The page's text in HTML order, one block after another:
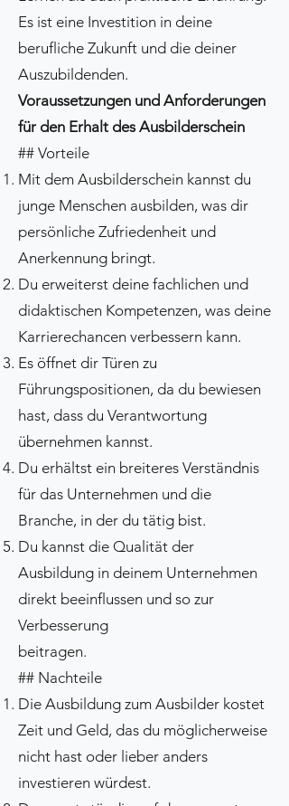
Es ist eine Investition in deine
berufliche Zukunft und die deiner
Auszubildenden.
Voraussetzungen und Anforderungen
für den Erhalt des Ausbilderschein
## Vorteile
Mit dem Ausbilderschein kannst du
junge Menschen ausbilden, was dir
persönliche Zufriedenheit und
Anerkennung bringt.
Du erweiterst deine fachlichen und
didaktischen Kompetenzen, was deine
Karrierechancen verbessern kann.
Es öffnet dir Türen zu
Führungspositionen, da du bewiesen
hast, dass du Verantwortung
übernehmen kannst.
Du erhältst ein breiteres Verständnis
für das Unternehmen und die
Branche, in der du tätig bist.
Du kannst die Qualität der
Ausbildung in deinem Unternehmen
direkt beeinflussen und so zur
Verbesserung
beitragen.
## Nachteile
Die Ausbildung zum Ausbilder kostet
Zeit und Geld, das du möglicherweise
nicht hast oder lieber anders
investieren würdest.